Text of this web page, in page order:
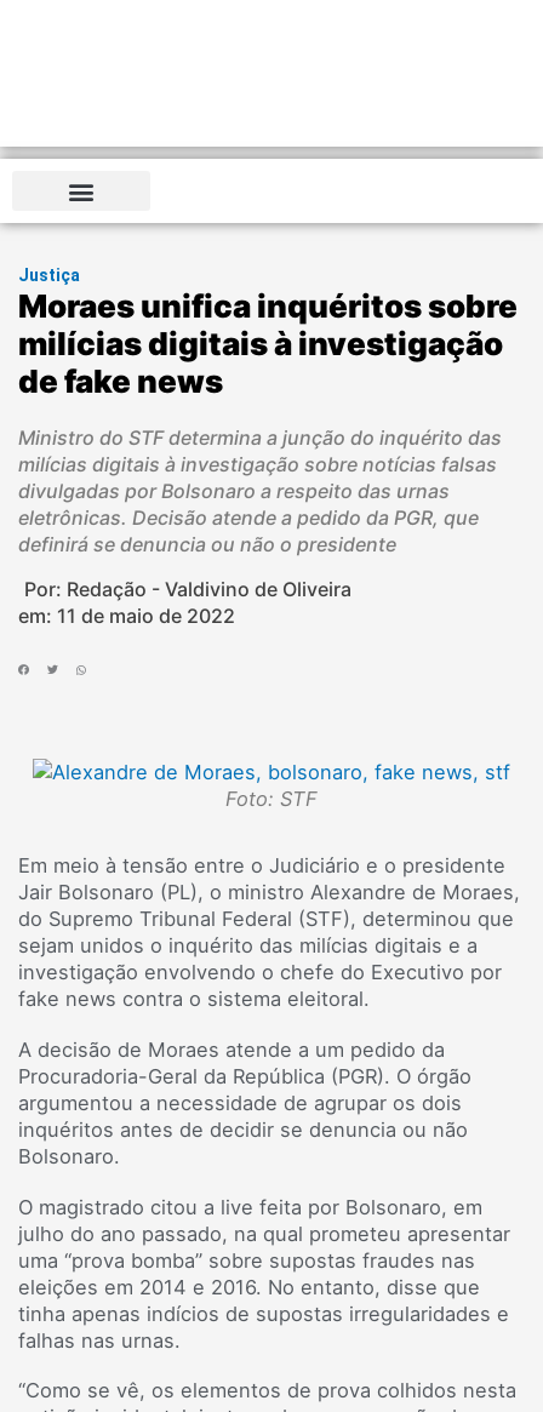
Justiça
Moraes unifica inquéritos sobre
milícias digitais à investigação
de fake news
Ministro do STF determina a junção do inquérito das
milícias digitais à investigação sobre notícias falsas
divulgadas por Bolsonaro a respeito das urnas
eletrônicas. Decisão atende a pedido da PGR, que
definirá se denuncia ou não o presidente
Por: Redação - Valdivino de Oliveira
em: 11 de maio de 2022
Foto: STF
Em meio à tensão entre o Judiciário e o presidente
Jair Bolsonaro (PL), o ministro Alexandre de Moraes,
do Supremo Tribunal Federal (STF), determinou que
sejam unidos o inquérito das milícias digitais e a
investigação envolvendo o chefe do Executivo por
fake news contra o sistema eleitoral.
A decisão de Moraes atende a um pedido da
Procuradoria-Geral da República (PGR). O órgão
argumentou a necessidade de agrupar os dois
inquéritos antes de decidir se denuncia ou não
Bolsonaro.
O magistrado citou a live feita por Bolsonaro, em
julho do ano passado, na qual prometeu apresentar
uma “prova bomba” sobre supostas fraudes nas
eleições em 2014 e 2016. No entanto, disse que
tinha apenas indícios de supostas irregularidades e
falhas nas urnas.
“Como se vê, os elementos de prova colhidos nesta